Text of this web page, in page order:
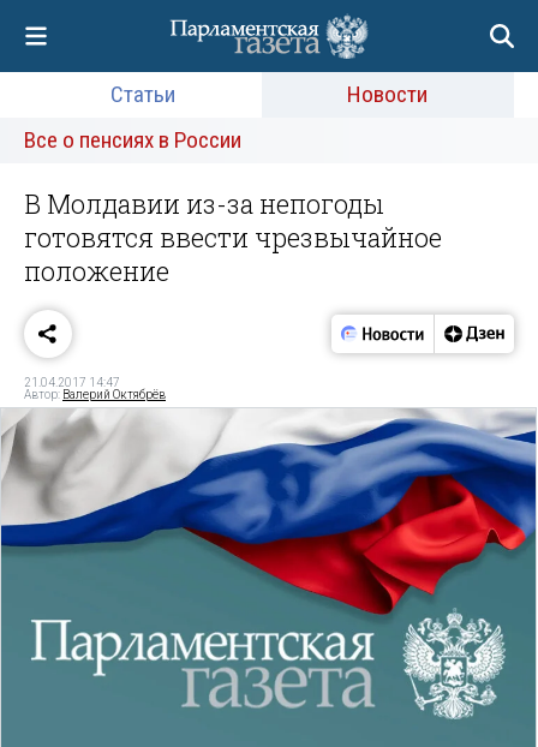
Статьи
Новости
Все о пенсиях в России
В Молдавии из-за непогоды
готовятся ввести чрезвычайное
положение
21.04.2017 14:47
Автор: Валерий Октябрёв